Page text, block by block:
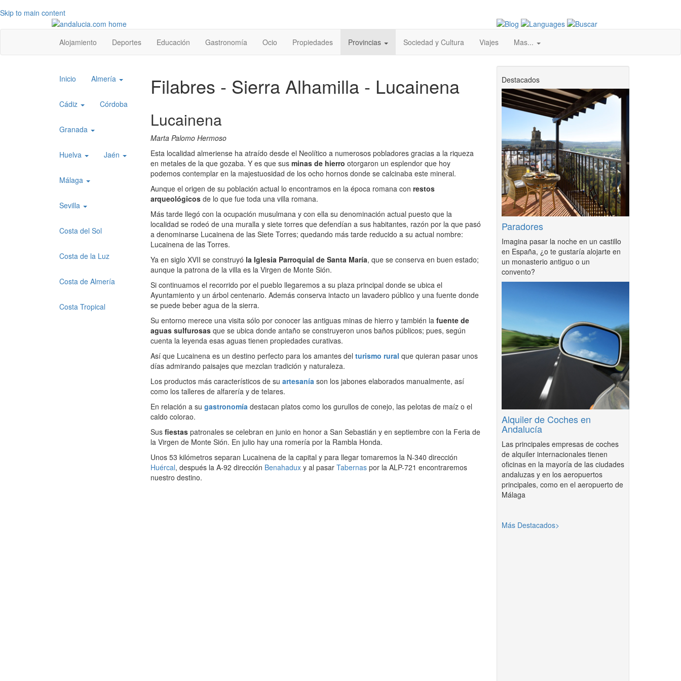
Skip to main content
Top
level
menu
Alojamiento Deportes Educación Gastronomía Ocio Propiedades Provincias Sociedad y Cultura Viajes Mas...
Filabres - Sierra Alhamilla - Lucainena
Lucainena
Marta Palomo Hermoso
Esta localidad almeriense ha atraído desde el Neolítico a numerosos pobladores gracias a la riqueza
en metales de la que gozaba. Y es que sus minas de hierro otorgaron un esplendor que hoy
podemos contemplar en la majestuosidad de los ocho hornos donde se calcinaba este mineral.
Aunque el origen de su población actual lo encontramos en la época romana con restos
arqueológicos de lo que fue toda una villa romana.
Más tarde llegó con la ocupación musulmana y con ella su denominación actual puesto que la
localidad se rodeó de una muralla y siete torres que defendían a sus habitantes, razón por la que pasó
a denominarse Lucainena de las Siete Torres; quedando más tarde reducido a su actual nombre:
Lucainena de las Torres.
Ya en siglo XVII se construyó la Iglesia Parroquial de Santa María, que se conserva en buen estado;
aunque la patrona de la villa es la Virgen de Monte Sión.
Si continuamos el recorrido por el pueblo llegaremos a su plaza principal donde se ubica el
Ayuntamiento y un árbol centenario. Además conserva intacto un lavadero público y una fuente donde
se puede beber agua de la sierra.
Su entorno merece una visita sólo por conocer las antiguas minas de hierro y también la fuente de
aguas sulfurosas que se ubica donde antaño se construyeron unos baños públicos; pues, según
cuenta la leyenda esas aguas tienen propiedades curativas.
Así que Lucainena es un destino perfecto para los amantes del turismo rural que quieran pasar unos
días admirando paisajes que mezclan tradición y naturaleza.
Los productos más característicos de su artesanía son los jabones elaborados manualmente, así
como los talleres de alfarería y de telares.
En relación a su gastronomía destacan platos como los gurullos de conejo, las pelotas de maíz o el
caldo colorao.
Sus fiestas patronales se celebran en junio en honor a San Sebastián y en septiembre con la Feria de
la Virgen de Monte Sión. En julio hay una romería por la Rambla Honda.
Unos 53 kilómetros separan Lucainena de la capital y para llegar tomaremos la N-340 dirección
Huércal, después la A-92 dirección Benahadux y al pasar Tabernas por la ALP-721 encontraremos
nuestro destino.
Top
menu
1
Inicio Almería
Cádiz Córdoba
Granada
Huelva Jaén
Málaga
Sevilla
Costa del Sol
Costa de la Luz
Costa de Almería
Costa Tropical
Destacados
Paradores
Imagina pasar la noche en un castillo
en España, ¿o te gustaría alojarte en
un monasterio antiguo o un
convento?
Alquiler de Coches en
Andalucía
Las principales empresas de coches
de alquiler internacionales tienen
oficinas en la mayoría de las ciudades
andaluzas y en los aeropuertos
principales, como en el aeropuerto de
Málaga
Más Destacados>